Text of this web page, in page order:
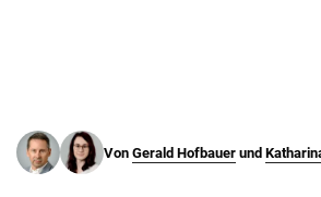
Von Gerald Hofbauer und